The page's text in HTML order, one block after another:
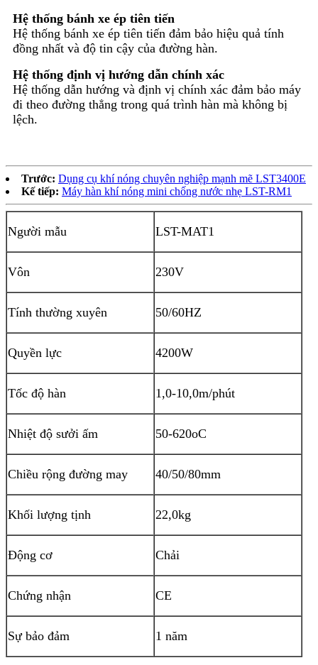
Hệ thống bánh xe ép tiên tiến
Hệ thống bánh xe ép tiên tiến đảm bảo hiệu quả tính
đồng nhất và độ tin cậy của đường hàn.
Hệ thống định vị hướng dẫn chính xác
Hệ thống dẫn hướng và định vị chính xác đảm bảo máy
đi theo đường thẳng trong quá trình hàn mà không bị
lệch.
Trước: Dụng cụ khí nóng chuyên nghiệp mạnh mẽ LST3400E
Kế tiếp: Máy hàn khí nóng mini chống nước nhẹ LST-RM1
Người mẫu LST-MAT1
Vôn 230V
Tính thường xuyên 50/60HZ
Quyền lực 4200W
Tốc độ hàn 1,0-10,0m/phút
Nhiệt độ sưởi ấm 50-620oC
Chiều rộng đường may 40/50/80mm
Khối lượng tịnh 22,0kg
Động cơ Chải
Chứng nhận CE
Sự bảo đảm 1 năm